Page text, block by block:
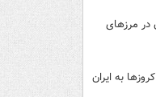
در مرزهای
به ایران